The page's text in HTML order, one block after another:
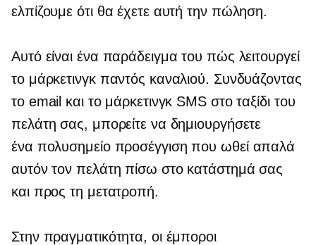
ελπίζουμε ότι θα έχετε αυτή την πώληση.
Αυτό είναι ένα παράδειγμα του πώς λειτουργεί
το μάρκετινγκ παντός καναλιού. Συνδυάζοντας
το email και το μάρκετινγκ SMS στο ταξίδι του
πελάτη σας, μπορείτε να δημιουργήσετε
ένα πολυσημείοπροσέγγιση που ωθεί απαλά
αυτόν τον πελάτη πίσω στο κατάστημά σας
και προς τη μετατροπή.
Στην πραγματικότητα, οι έμποροι